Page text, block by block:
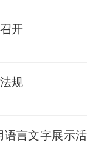
开
规
语言文字展示活